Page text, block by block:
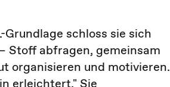
schloss sie sich
Stoff abfragen, gemeinsam
organisieren und motivieren.